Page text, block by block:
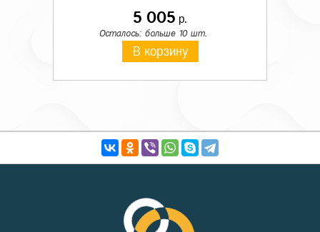
5 005 р.
Осталось: больше 10 шт.
В корзину